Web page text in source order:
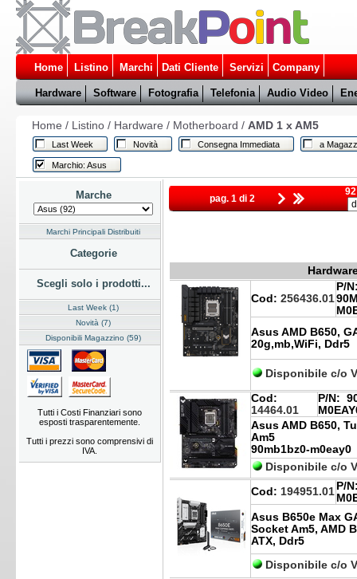
Home Listino Marchi Dati Cliente Servizi Company
Hardware Software Fotografia Telefonia Audio Video
Home / Listino/ Hardware / Motherboard / AMD 1 x AM5
Last Week Novità Consegna Immediata a
Marchio: Asus
Marche
Marchi Principali Distribuiti
Categorie
Scegli solo i prodotti...
Last Week (1)
Novità (7)
Disponibili Magazzino (59)
Tutti i Costi Finanziari sono
esposti trasparentemente.
Tutti i prezzi sono comprensivi di
IVA.
pag. 1 di 2
Cod: 256436.01
P/
Asus AMD B650,
20g,mb,WiFi, Ddr5
Disponibile c/o
Cod:
14464.01
P/N:
Asus AMD B650,
Am5
90mb1bz0-m0eay0
Disponibile c/o
Cod: 194951.01 P/
Asus B650e Max
Socket Am5, AMD
ATX, Ddr5
Disponibile c/o